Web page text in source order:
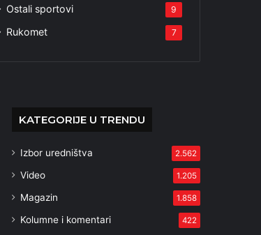
Ostali sportovi 9
Rukomet 7
KATEGORIJE U TRENDU
Izbor uredništva 2.562
Video 1.205
Magazin 1.858
Kolumne i komentari 422